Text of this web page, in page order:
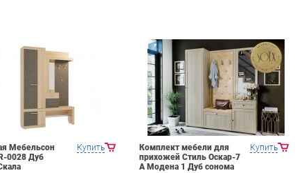
Купить
Мебельсон
0028 Дуб
Купить
Комплект мебели для
прихожей Стиль Оскар-7
А Модена 1 Дуб сонома